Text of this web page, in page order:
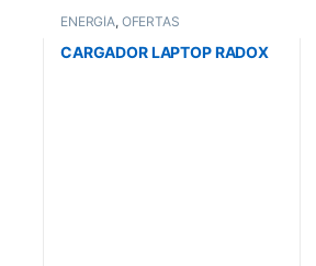
ENERGÍA, OFERTAS
CARGADOR LAPTOP RADOX